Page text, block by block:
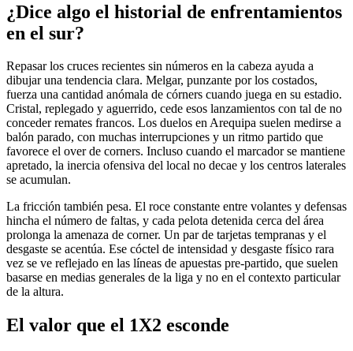
¿Dice algo el historial de enfrentamientos
en el sur?
Repasar los cruces recientes sin números en la cabeza ayuda a
dibujar una tendencia clara. Melgar, punzante por los costados,
fuerza una cantidad anómala de córners cuando juega en su estadio.
Cristal, replegado y aguerrido, cede esos lanzamientos con tal de no
conceder remates francos. Los duelos en Arequipa suelen medirse a
balón parado, con muchas interrupciones y un ritmo partido que
favorece el over de corners. Incluso cuando el marcador se mantiene
apretado, la inercia ofensiva del local no decae y los centros laterales
se acumulan.
La fricción también pesa. El roce constante entre volantes y defensas
hincha el número de faltas, y cada pelota detenida cerca del área
prolonga la amenaza de corner. Un par de tarjetas tempranas y el
desgaste se acentúa. Ese cóctel de intensidad y desgaste físico rara
vez se ve reflejado en las líneas de apuestas pre-partido, que suelen
basarse en medias generales de la liga y no en el contexto particular
de la altura.
El valor que el 1X2 esconde